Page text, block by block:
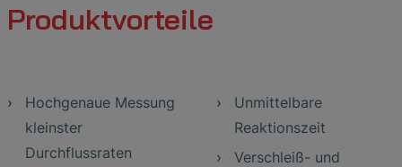
Produktvorteile
Hochgenaue Messung
kleinster
Durchflussraten
Unmittelbare
Reaktionszeit
Verschleiß- und